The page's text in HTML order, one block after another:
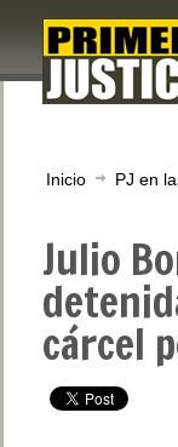
Inicio PJ en
Julio
cárcel